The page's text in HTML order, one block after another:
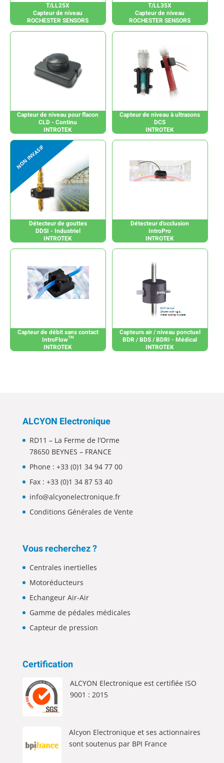
T/LL25X
Capteur de niveau
ROCHESTER SENSORS
T/LL35X
Capteur de niveau
ROCHESTER SENSORS
Capteur de niveau pour flacon
CLD - Continu
INTROTEK
Capteur de niveau à ultrasons
DCS
INTROTEK
Détecteur de gouttes
DDSI - Industriel
INTROTEK
Détecteur d'occlusion
IntroPro
INTROTEK
Capteur de débit sans contact
IntroFlow™
INTROTEK
Capteurs air / niveau ponctuel
BDR / BDS / BDRI - Médical
INTROTEK
ALCYON Electronique
RD11 – La Ferme de l’Orme
78650 BEYNES – FRANCE
Phone : +33 (0)1 34 94 77 00
Fax : +33 (0)1 34 87 53 40
info@alcyonelectronique.fr
Conditions Générales de Vente
Vous recherchez ?
Centrales inertielles
Motoréducteurs
Echangeur Air-Air
Gamme de pédales médicales
Capteur de pression
Certification
ALCYON Electronique est certifiée ISO
9001 : 2015
Alcyon Electronique et ses actionnaires
sont soutenus par BPI France